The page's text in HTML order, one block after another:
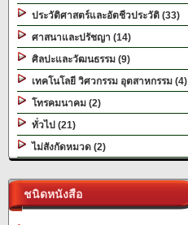
ประวัติศาสตร์และอัตชีวประวัติ (33)
ศาสนาและปรัชญา (14)
ศิลปะและวัฒนธรรม (9)
เทคโนโลยี วิศวกรรม อุตสาหกรรม (4)
โทรคมนาคม (2)
ทั่วไป (21)
ไม่สังกัดหมวด (2)
ชนิดหนังสือ